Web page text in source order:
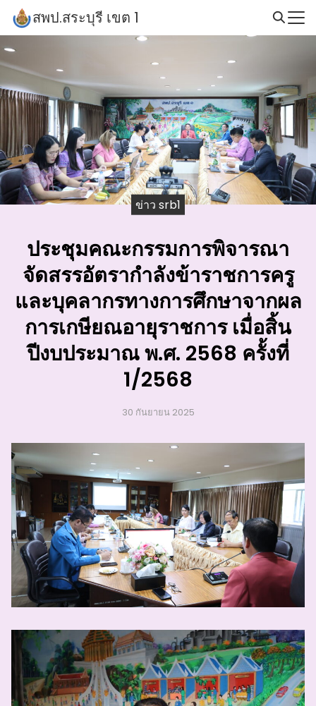
Skip
content
สพป.สระบุรี เขต 1
for:
ข่าว srb1
ประชุมคณะกรรมการพิจารณา
จัดสรรอัตรากำลังข้าราชการครู
และบุคลากรทางการศึกษาจากผล
การเกษียณอายุราชการ เมื่อสิ้น
ปีงบประมาณ พ.ศ. 2568 ครั้งที่
1/2568
30 กันยายน 2025